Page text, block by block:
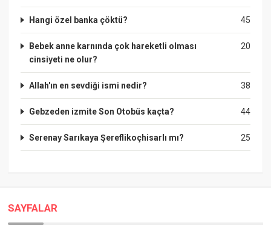
45
Hangi özel banka çöktü?
20
Bebek anne karnında çok hareketli olması
cinsiyeti ne olur?
38
Allah'ın en sevdiği ismi nedir?
44
Gebzeden izmite Son Otobüs kaçta?
25
Serenay Sarıkaya Şereflikoçhisarlı mı?
SAYFALAR